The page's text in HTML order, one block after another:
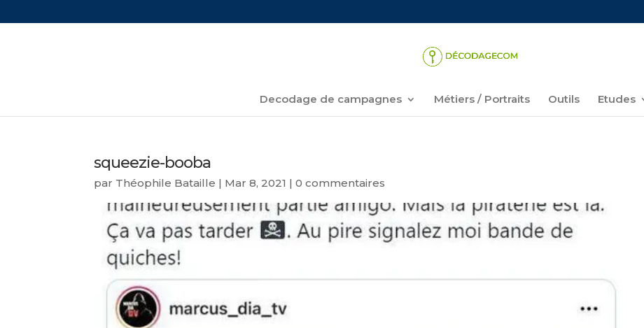
Decodage de campagnes Métiers / Portraits Outils Etudes
squeezie-booba
par Théophile Bataille | Mar 8, 2021 |0 commentaires